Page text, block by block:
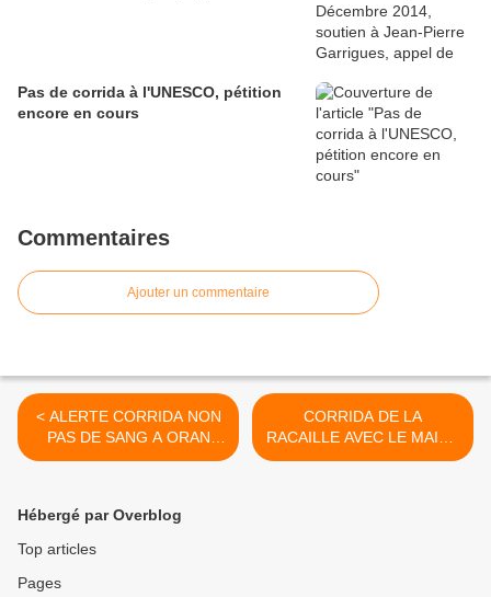
Pas de corrida à l'UNESCO, pétition
encore en cours
Commentaires
Ajouter un commentaire
< ALERTE CORRIDA NON
PAS DE SANG A ORAN
PETITION ALGERIENNE !
CORRIDA DE LA
RACAILLE AVEC LE MAIRE
DE RODILHAN UNE
Hébergé par Overblog
Top articles
Pages